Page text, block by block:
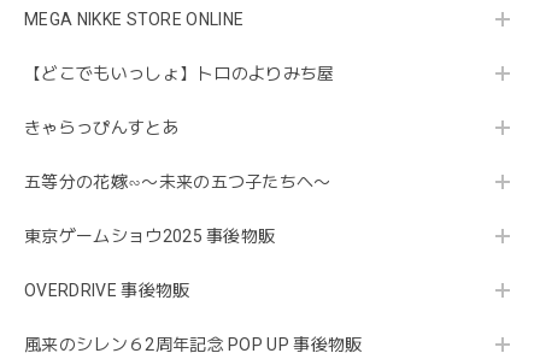
MEGA NIKKE STORE ONLINE
【どこでもいっしょ】トロのよりみち屋
きゃらっぴんすとあ
五等分の花嫁∽〜未来の五つ子たちへ〜
東京ゲームショウ2025 事後物販
OVERDRIVE 事後物販
風来のシレン６2周年記念 POP UP 事後物販